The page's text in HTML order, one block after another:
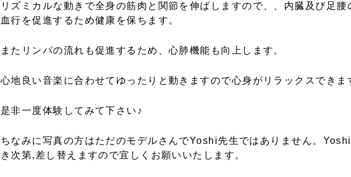
リズミカルな動きで全身の筋肉と関節を伸ばしますので、、内臓及び足腰
血行を促進するため健康を保ちます。
またリンパの流れも促進するため、心肺機能も向上します。
心地良い音楽に合わせてゆったりと動きますので心身がリラックスできま
是非一度体験してみて下さい♪
ちなみに写真の方はただのモデルさんでYoshi先生ではありません。
き次第,差し替えますので宜しくお願いいたします。